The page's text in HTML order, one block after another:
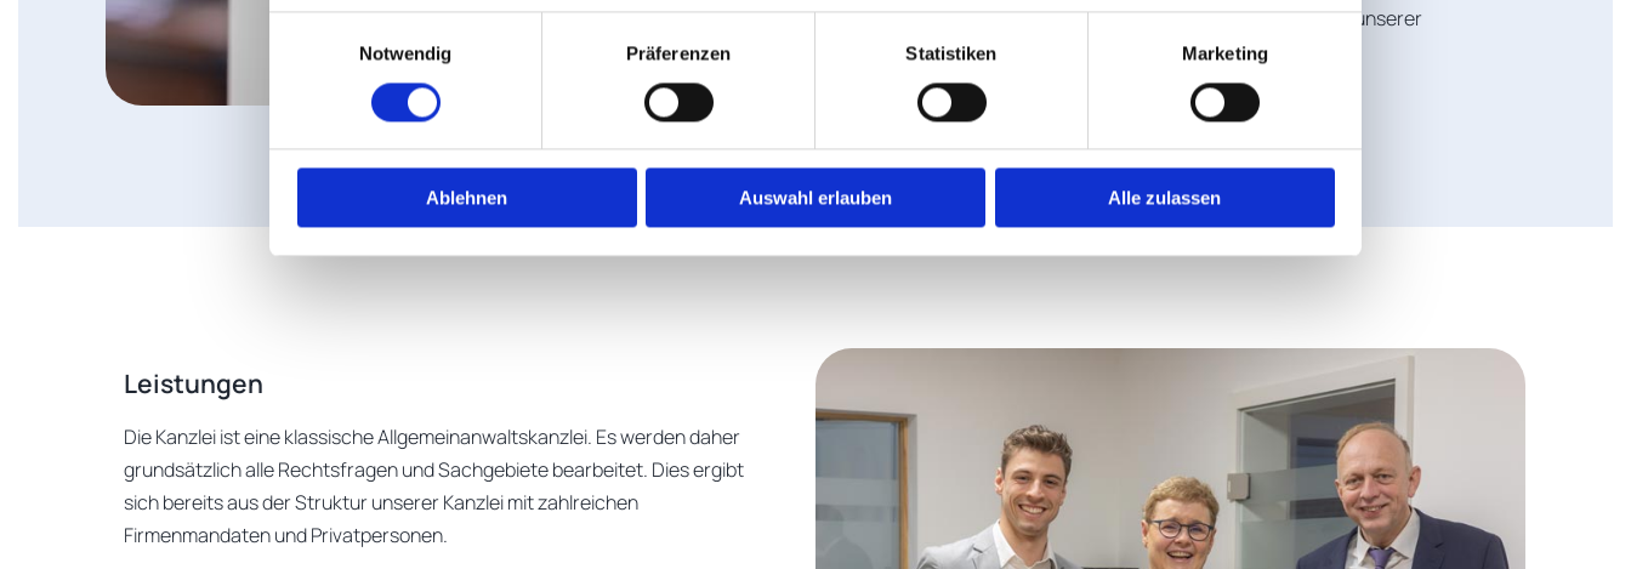
Notwendig
Präferenzen Statistiken Marketing
Ablehnen Auswahl erlauben Alle zulassen
Konfliktpotenzial einzuschränken ist unter anderem Teil unserer
erbrechtlichen Beratung.
Leistungen
Die Kanzlei ist eine klassische Allgemeinanwaltskanzlei. Es werden daher
grundsätzlich alle Rechtsfragen und Sachgebiete bearbeitet. Dies ergibt
sich bereits aus der Struktur unserer Kanzlei mit zahlreichen
Firmenmandaten und Privatpersonen.